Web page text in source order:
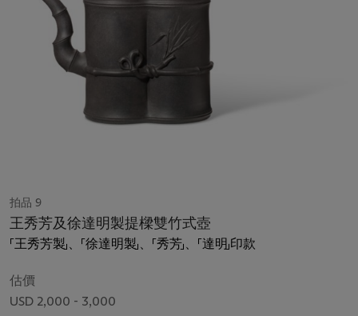
拍品 9
王秀芳及徐達明製提樑雙竹式壺
「王秀芳製」、「徐達明製」、「秀芳」、「達明」印款
估價
USD 2,000 - 3,000